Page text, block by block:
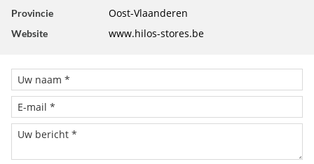
Provincie Oost-Vlaanderen
Website www.hilos-stores.be